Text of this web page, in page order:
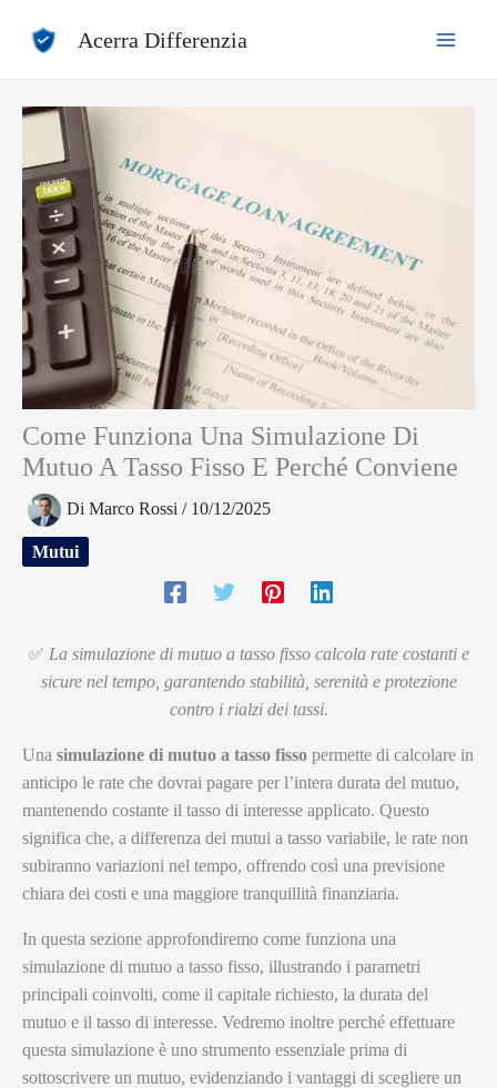
Acerra Differenzia
Come Funziona Una Simulazione Di
Mutuo A Tasso Fisso E Perché Conviene
Di Marco Rossi / 10/12/2025
Mutui
✅ La simulazione di mutuo a tasso fisso calcola rate costanti e
sicure nel tempo, garantendo stabilità, serenità e protezione
contro i rialzi dei tassi.
Una simulazione di mutuo a tasso fisso permette di calcolare in
anticipo le rate che dovrai pagare per l’intera durata del mutuo,
mantenendo costante il tasso di interesse applicato. Questo
significa che, a differenza dei mutui a tasso variabile, le rate non
subiranno variazioni nel tempo, offrendo così una previsione
chiara dei costi e una maggiore tranquillità finanziaria.
In questa sezione approfondiremo come funziona una
simulazione di mutuo a tasso fisso, illustrando i parametri
principali coinvolti, come il capitale richiesto, la durata del
mutuo e il tasso di interesse. Vedremo inoltre perché effettuare
questa simulazione è uno strumento essenziale prima di
sottoscrivere un mutuo, evidenziando i vantaggi di scegliere un